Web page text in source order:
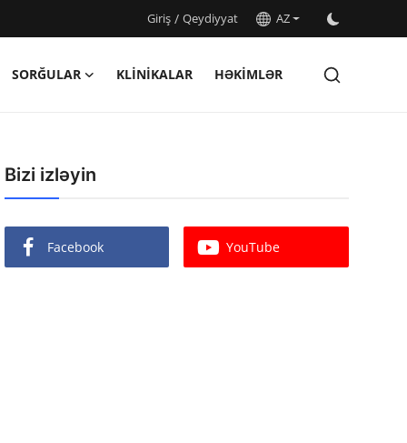
Giriş/ Qeydiyyat AZ
SORĞULAR KLINIKALAR HƏKIMLƏR
Bizi izləyin
Facebook YouTube